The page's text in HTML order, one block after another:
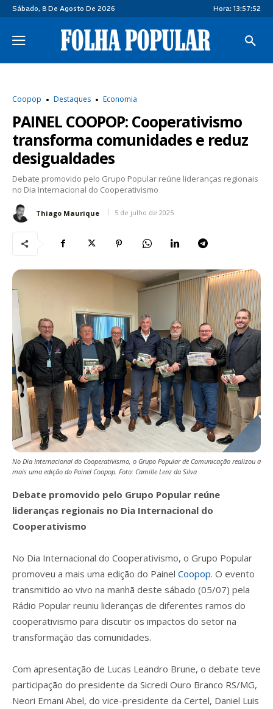
Sábado, 8 De Agosto De 2026 Hora: 13:57:53
Coopop Destaques Economia
PAINEL COOPOP: Cooperativismo
transforma comunidades e reduz
desigualdades
Debate promovido pelo Grupo Popular reúne lideranças regionais
no Dia Internacional do Cooperativismo
Thiago Maurique 5 de julho de 2025
No Dia Internacional do Cooperativismo, o Grupo Popular de Comunicação realizou a
mais uma edição do Painel Coopop. Foto: Camille Lenz da Silva
Debate promovido pelo Grupo Popular reúne
lideranças regionais no Dia Internacional do
Cooperativismo
No Dia Internacional do Cooperativismo, o Grupo Popular
promoveu a mais uma edição do Painel Coopop. O evento
transmitido ao vivo na manhã deste sábado (05/07) pela
Rádio Popular reuniu lideranças de diferentes ramos do
cooperativismo para discutir os impactos do setor na
transformação das comunidades.
Com apresentação de Lucas Leandro Brune, o debate teve
participação do presidente da Sicredi Ouro Branco RS/MG,
Neori Ernani Abel, do vice-presidente da Certel, Daniel Luis